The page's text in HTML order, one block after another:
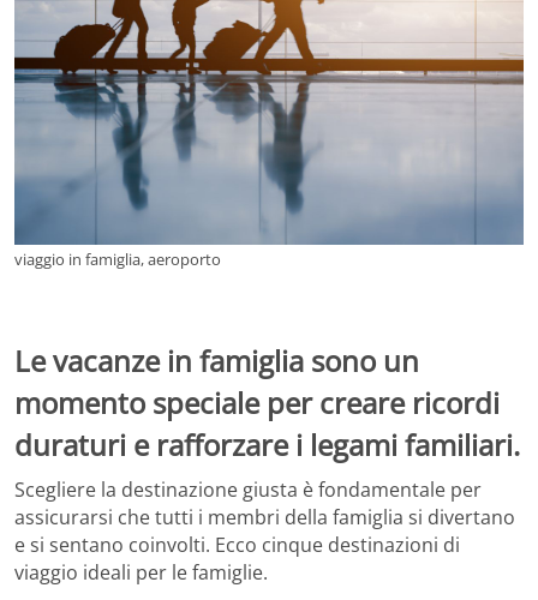
viaggio in famiglia, aeroporto
Le vacanze in famiglia sono un
momento speciale per creare ricordi
duraturi e rafforzare i legami familiari.
Scegliere la destinazione giusta è fondamentale per
assicurarsi che tutti i membri della famiglia si divertano
e si sentano coinvolti. Ecco cinque destinazioni di
viaggio ideali per le famiglie.